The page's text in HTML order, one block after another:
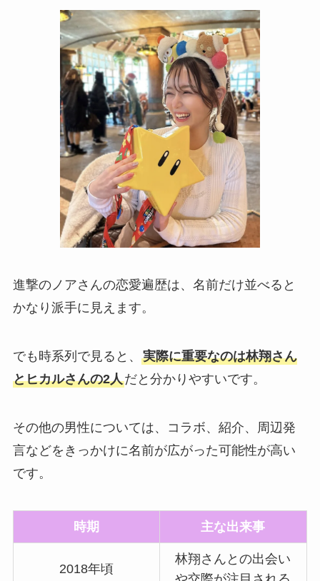
進撃のノアさんの恋愛遍歴は、名前だけ並べると
かなり派手に見えます。
でも時系列で見ると、 実際に重要なのは林翔さん
とヒカルさんの2人だと分かりやすいです。
その他の男性については、コラボ、紹介、周辺発
言などをきっかけに名前が広がった可能性が高い
です。
時期 主な出来事
2018年頃
林翔さんとの出会い